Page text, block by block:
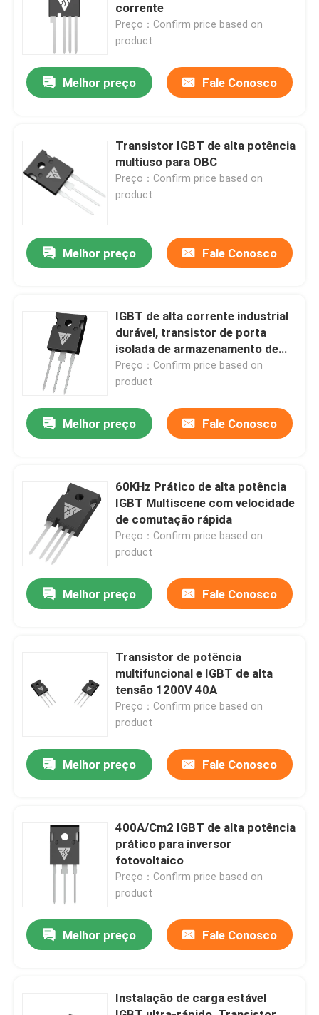
Para casa
Sobre nós
Controle de qualidade
Contacte-nos
Notícias
Solicite um orçamento
MOSFET de carboneto de silício
corrente
Preço：Confirm price based on
product
Melhor preço Fale Conosco
Transistor IGBT de alta potência
multiuso para OBC
Preço：Confirm price based on
product
Melhor preço Fale Conosco
IGBT de alta corrente industrial
durável, transistor de porta
isolada de armazenamento de
energia
Preço：Confirm price based on
product
Melhor preço Fale Conosco
60KHz Prático de alta potência
IGBT Multiscene com velocidade
de comutação rápida
Preço：Confirm price based on
product
Melhor preço Fale Conosco
Transistor de potência
multifuncional e IGBT de alta
tensão 1200V 40A
Preço：Confirm price based on
product
Melhor preço Fale Conosco
400A/Cm2 IGBT de alta potência
prático para inversor
fotovoltaico
Preço：Confirm price based on
product
Melhor preço Fale Conosco
Instalação de carga estável